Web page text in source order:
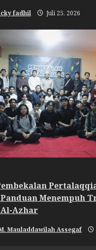
fadhil Juli 25, 2026
Menempuh
Azhar
Mauladdawilah Assegaf